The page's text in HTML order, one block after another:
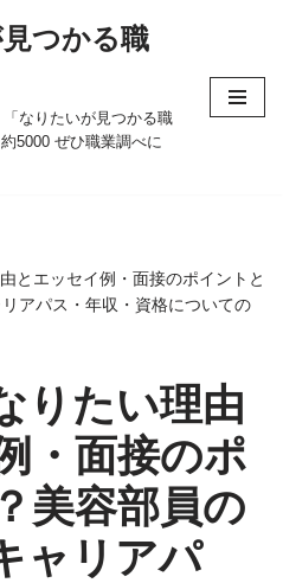
見つかる職
なりたいが見つかる職
5000 ぜひ職業調べに
とエッセイ例・面接のポイントと
アパス・年収・資格についての
りたい理由
・面接のポ
美容部員の
ャリアパ